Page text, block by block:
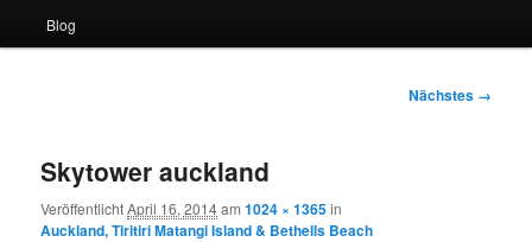
Blog
Nächstes →
Skytower auckland
VeröffentlichtApril 16, 2014am1024 × 1365in
Auckland, Tiritiri Matangi Island & Bethells Beach